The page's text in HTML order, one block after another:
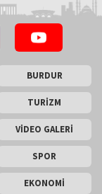
BURDUR
TURİZM
VİDEO GALERİ
SPOR
EKONOMİ